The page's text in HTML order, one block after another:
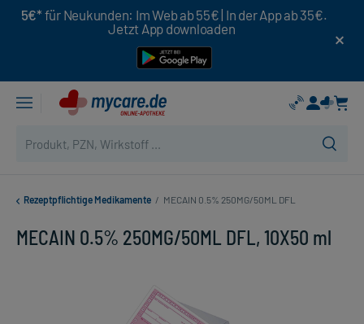
5€* für Neukunden: Im Web ab 55€ | In der App ab 35€.
Jetzt App downloaden
Rezeptpflichtige Medikamente / MECAIN 0.5% 250MG/50ML DFL
MECAIN 0.5% 250MG/50ML DFL, 10X50 ml